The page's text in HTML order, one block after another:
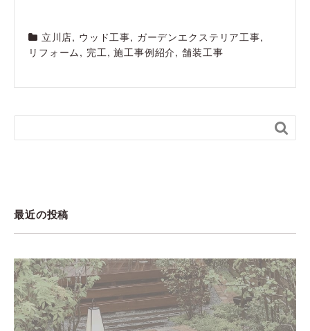
立川店, ウッド工事, ガーデンエクステリア工事,
リフォーム , 完工,施工事例紹介, 舗装工事

最近の投稿